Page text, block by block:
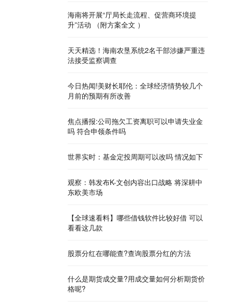
海南将开展“厅局长走流程、促营商环境提
升”活动 （附方案全文 ）
天天精选！海南农垦系统2名干部涉嫌严重违
法接受监察调查
今日热闻!美财长耶伦：全球经济情势较几个
月前的预期有所改善
焦点播报:公司拖欠工资离职可以申请失业金
吗 符合申领条件吗
世界实时：基金定投周期可以改吗 情况如下
观察：韩发布K-文创内容出口战略 将深耕中
东欧美市场
【全球速看料】哪些借钱软件比较好借 可以
看看这几款
股票分红在哪能查?查询股票分红的方法
什么是期货成交量?用成交量如何分析期货价
格呢?